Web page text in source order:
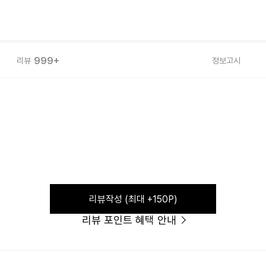
리뷰 999+ 정보고시
리뷰작성 (최대 +150P)
리뷰 포인트 혜택 안내